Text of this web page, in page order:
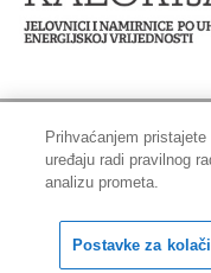
Impressum | Pravne
Copyright © 2001-2026
Sva prava pridržana.
Prihvaćanjem
uređaju radi pravilnog
analizu prometa.
Postavke za